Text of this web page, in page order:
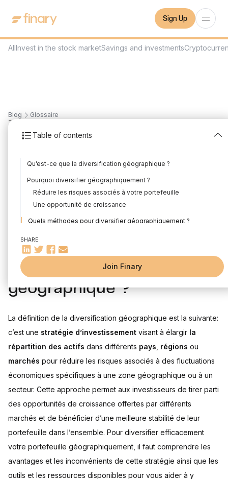
Sign Up
Blog Glossaire
Table of contents
Qu’est-ce que la diversification géographique ?
Pourquoi diversifier géographiquement ?
Réduire les risques associés à votre portefeuille
Une opportunité de croissance
Quels méthodes pour diversifier géographiquement ?
Choisir les régions et pays
Conclusion
SHARE
Join Finary
7
Géographique
Written by Mounir Laggoune Edited by
Qu’est-ce que la
diversification
géographique ?
La définition de la diversification géographique est la suivante:
c’est une stratégie d’investissement visant à élargir la
répartition des actifs dans différents pays régions ou
marchés pour réduire les risques associés à des fluctuations
économiques spécifiques à une zone géographique ou à un
secteur. Cette approche permet aux investisseurs de tirer parti
des opportunités de croissance offertes par différents
marchés et de bénéficier d’une meilleure stabilité de leur
portefeuille dans l’ensemble. Pour diversifier efficacement
votre portefeuille géographiquement, il faut comprendre les
avantages et les inconvénients de cette stratégie ainsi que les
outils et les ressources disponibles pour vous aider à y
AllInvest in the stock marketSavings and investments